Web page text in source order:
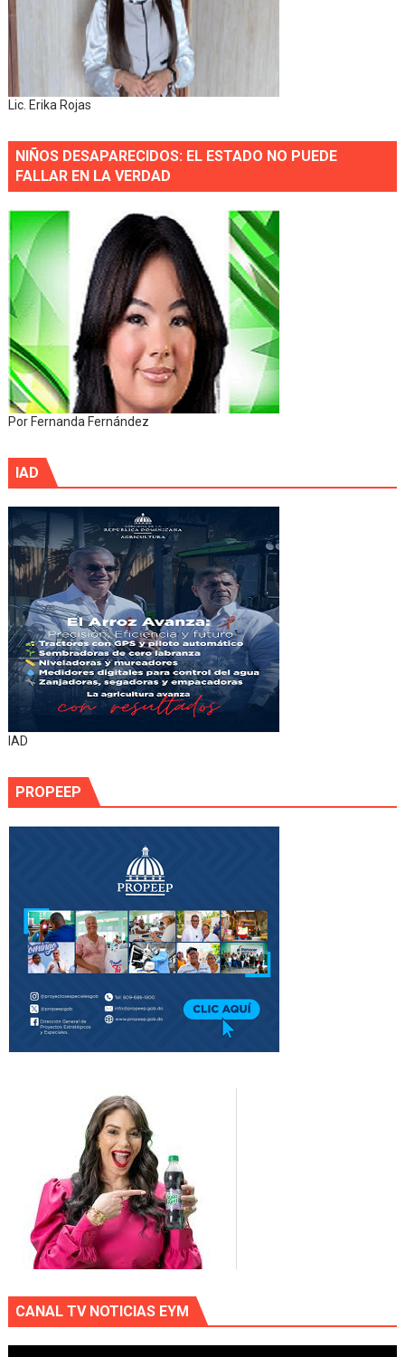
Lic. Erika Rojas
NIÑOS DESAPARECIDOS: EL ESTADO NO PUEDE
FALLAR EN LA VERDAD
Por Fernanda Fernández
IAD
IAD
PROPEEP
CANAL TV NOTICIAS EYM